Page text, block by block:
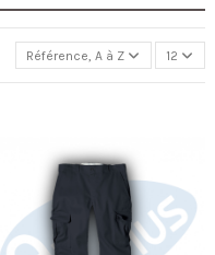
Référence, A à Z 12